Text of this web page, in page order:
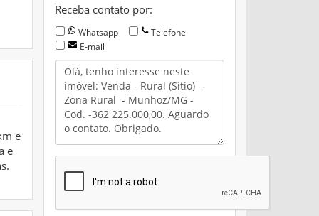
e
e
Receba contato por:
Whatsapp
Telefone
E-mail